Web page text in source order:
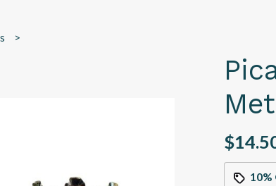
10%